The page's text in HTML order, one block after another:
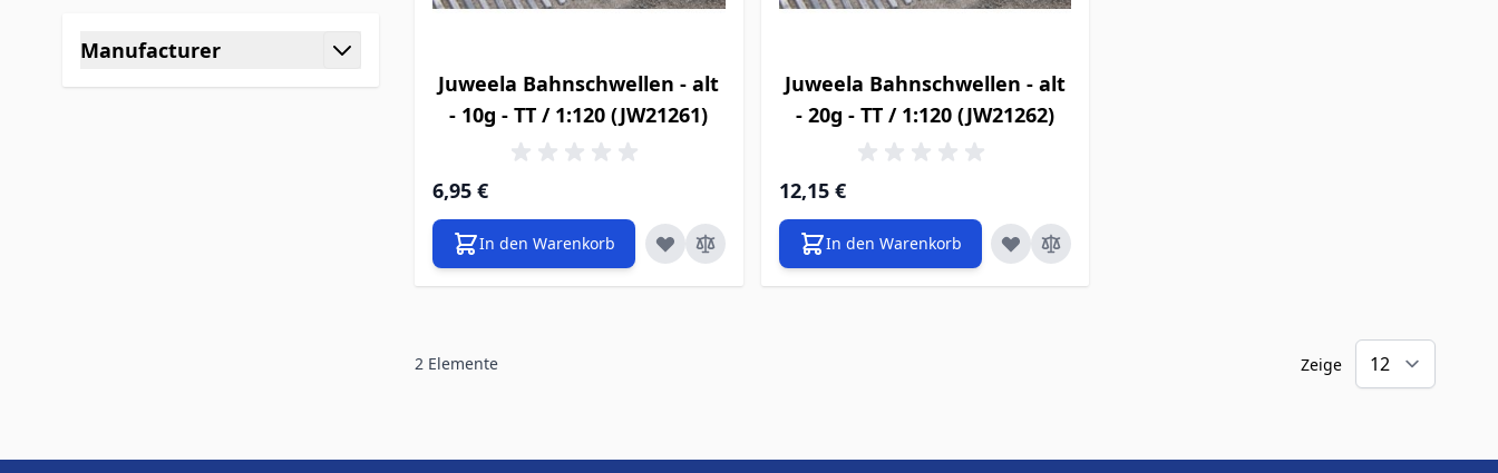
Manufacturer
Filter
Juweela Bahnschwellen - alt
- 10g - TT / 1:120 (JW21261)
6,95 €
In den Warenkorb
Juweela Bahnschwellen - alt
- 20g - TT / 1:120 (JW21262)
12,15 €
In den Warenkorb
2 Elemente Zeige